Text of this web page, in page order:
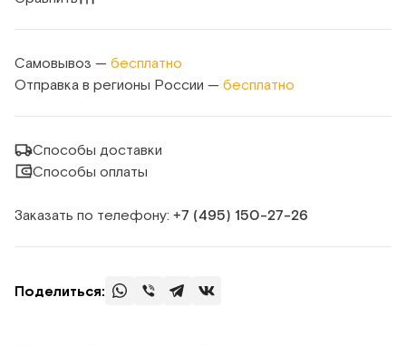
Самовывоз — бесплатно
Отправка в регионы России — бесплатно
Способы доставки
Способы оплаты
Заказать по телефону: +7 (495) 150‑27‑26
Поделиться: